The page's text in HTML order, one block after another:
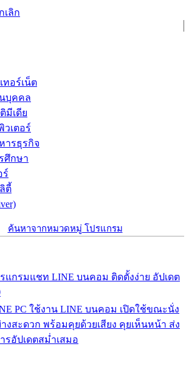
เลิก
ทอร์เน็ต
บุคคล
มีเดีย
วเตอร์
ารธุรกิจ
ศึกษา
ร์
ตี้
ค้นหาจากหมวดหมู่ โปรแกรม
รแกรมแชท LINE บนคอม ติดตั้งง่าย อัปเดต
PC ใช้งาน LINE บนคอม เปิดใช้ขณะนั่ง
งสะดวก พร้อมคุยด้วยเสียง คุยเห็นหน้า ส่ง
รอัปเดตสม่ำเสมอ